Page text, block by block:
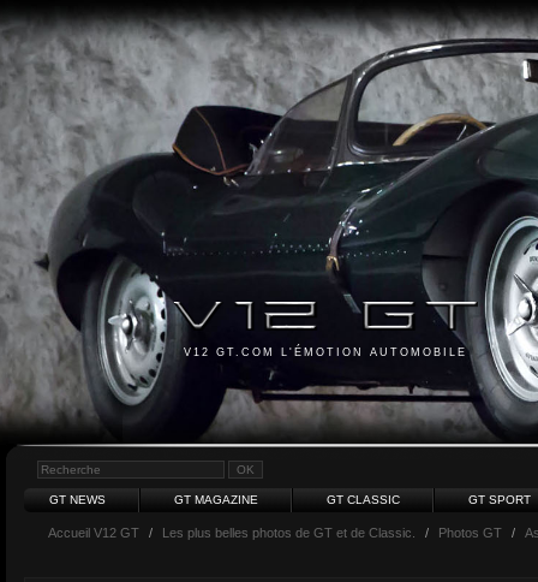
V12 GT.COM L'ÉMOTION AUTOMOBILE
GT NEWS GT MAGAZINE GT CLASSIC GT SPORT
Accueil V12 GT / Les plus belles photos de GT et de Classic. / Photos GT /